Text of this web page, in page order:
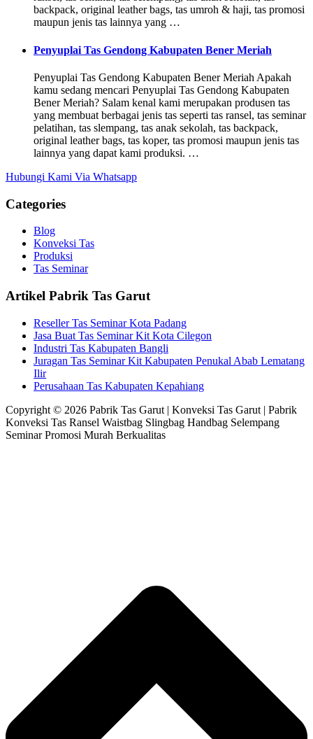
backpack, original leather bags, tas umroh & haji, tas promosi
maupun jenis tas lainnya yang …
Penyuplai Tas Gendong Kabupaten Bener Meriah
Penyuplai Tas Gendong Kabupaten Bener Meriah Apakah
kamu sedang mencari Penyuplai Tas Gendong Kabupaten
Bener Meriah? Salam kenal kami merupakan produsen tas
yang membuat berbagai jenis tas seperti tas ransel, tas seminar
pelatihan, tas slempang, tas anak sekolah, tas backpack,
original leather bags, tas koper, tas promosi maupun jenis tas
lainnya yang dapat kami produksi. …
Hubungi Kami Via Whatsapp
Categories
Blog
Konveksi Tas
Produksi
Tas Seminar
Artikel Pabrik Tas Garut
Reseller Tas Seminar Kota Padang
Jasa Buat Tas Seminar Kit Kota Cilegon
Industri Tas Kabupaten Bangli
Juragan Tas Seminar Kit Kabupaten Penukal Abab Lematang
Ilir
Perusahaan Tas Kabupaten Kepahiang
Copyright © 2026 Pabrik Tas Garut | Konveksi Tas Garut | Pabrik
Konveksi Tas Ransel Waistbag Slingbag Handbag Selempang
Seminar Promosi Murah Berkualitas